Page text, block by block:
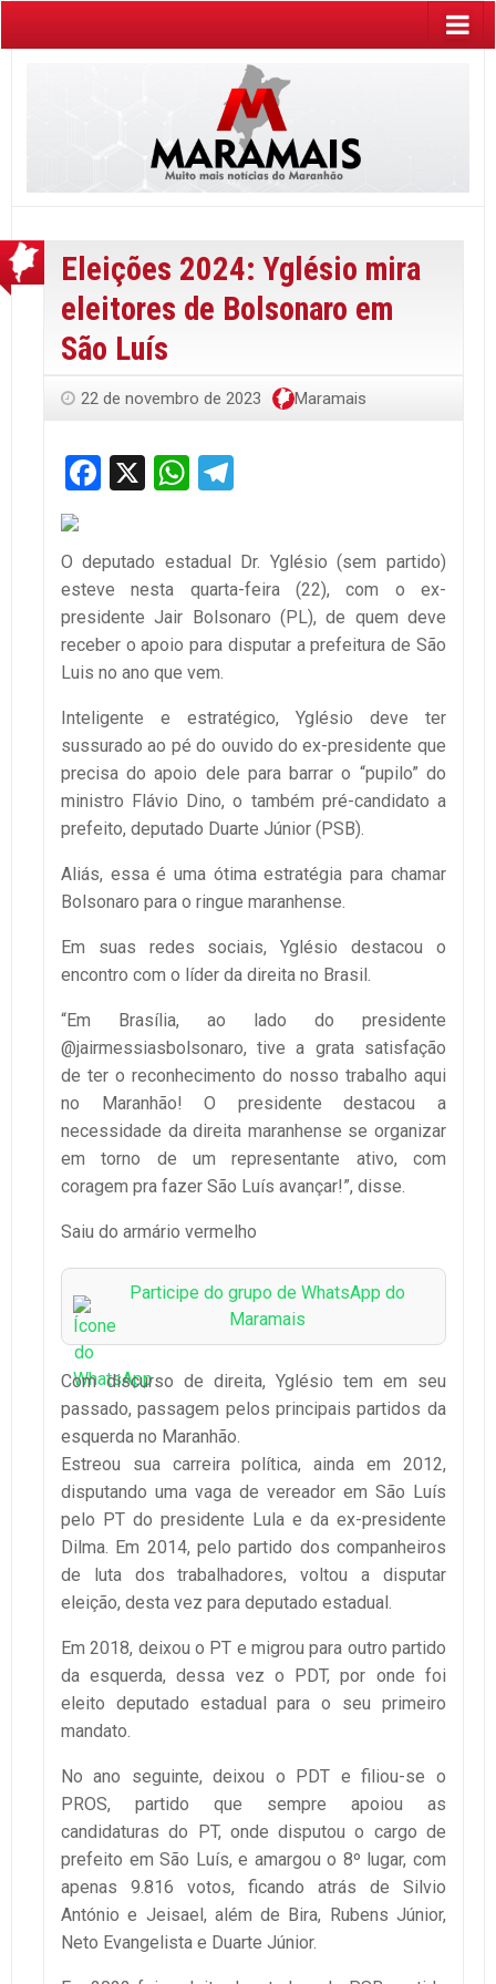
Eleições 2024: Yglésio mira
eleitores de Bolsonaro em
São Luís
22 de novembro de 2023 Maramais
Facebook
X WhatsApp
O deputado estadual Dr. Yglésio (sem partido)
esteve nesta quarta-feira (22), com o ex-
presidente Jair Bolsonaro (PL), de quem deve
receber o apoio para disputar a prefeitura de São
Luis no ano que vem.
Inteligente e estratégico, Yglésio deve ter
sussurado ao pé do ouvido do ex-presidente que
precisa do apoio dele para barrar o “pupilo” do
ministro Flávio Dino, o também pré-candidato a
prefeito, deputado Duarte Júnior (PSB).
Aliás, essa é uma ótima estratégia para chamar
Bolsonaro para o ringue maranhense.
Em suas redes sociais, Yglésio destacou o
encontro com o líder da direita no Brasil.
“Em Brasília, ao lado do presidente
@jairmessiasbolsonaro, tive a grata satisfação
de ter o reconhecimento do nosso trabalho aqui
no Maranhão! O presidente destacou a
necessidade da direita maranhense se organizar
em torno de um representante ativo, com
coragem pra fazer São Luís avançar!”, disse.
Saiu do armário vermelho
Participe do grupo de WhatsApp do
Maramais
Com discurso de direita, Yglésio tem em seu
passado, passagem pelos principais partidos da
esquerda no Maranhão.
Estreou sua carreira política, ainda em 2012,
disputando uma vaga de vereador em São Luís
pelo PT do presidente Lula e da ex-presidente
Dilma. Em 2014, pelo partido dos companheiros
de luta dos trabalhadores, voltou a disputar
eleição, desta vez para deputado estadual.
Em 2018, deixou o PT e migrou para outro partido
da esquerda, dessa vez o PDT, por onde foi
eleito deputado estadual para o seu primeiro
mandato.
No ano seguinte, deixou o PDT e filiou-se o
PROS, partido que sempre apoiou as
candidaturas do PT, onde disputou o cargo de
prefeito em São Luís, e amargou o 8º lugar, com
apenas 9.816 votos, ficando atrás de Silvio
António e Jeisael, além de Bira, Rubens Júnior,
Neto Evangelista e Duarte Júnior.